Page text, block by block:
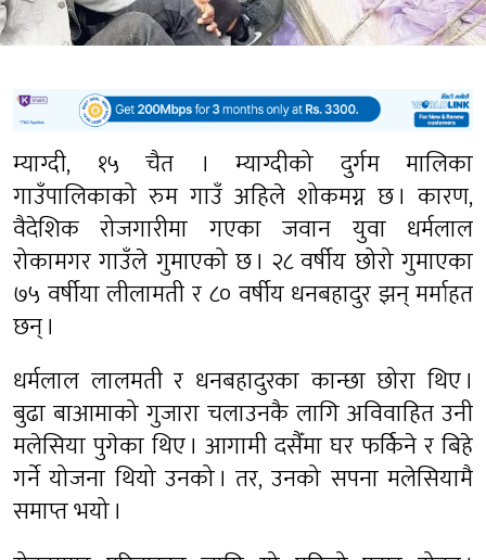
म्याग्दी, १५ चैत । म्याग्दीको दुर्गम मालिका
गाउँपालिकाको रुम गाउँ अहिले शोकमग्न छ । कारण,
वैदेशिक रोजगारीमा गएका जवान युवा धर्मलाल
रोकामगर गाउँले गुमाएको छ । २८ वर्षीय छोरो गुमाएका
७५ वर्षीया लीलामती र ८० वर्षीय धनबहादुर झन् मर्माहत
छन् ।
धर्मलाल लालमती र धनबहादुरका कान्छा छोरा थिए ।
बुढा बाआमाको गुजारा चलाउनकै लागि अविवाहित उनी
मलेसिया पुगेका थिए । आगामी दसैँमा घर फर्किने र बिहे
गर्ने योजना थियो उनको । तर, उनको सपना मलेसियामै
समाप्त भयो ।